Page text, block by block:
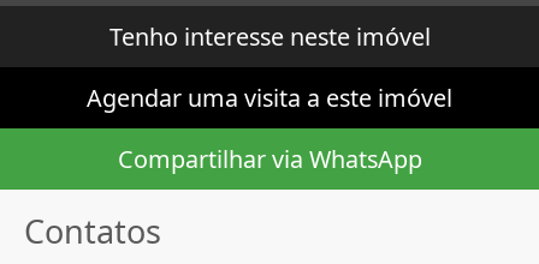
Tenho interesse neste imóvel
Agendar uma visita a este imóvel
Compartilhar via WhatsApp
Contatos